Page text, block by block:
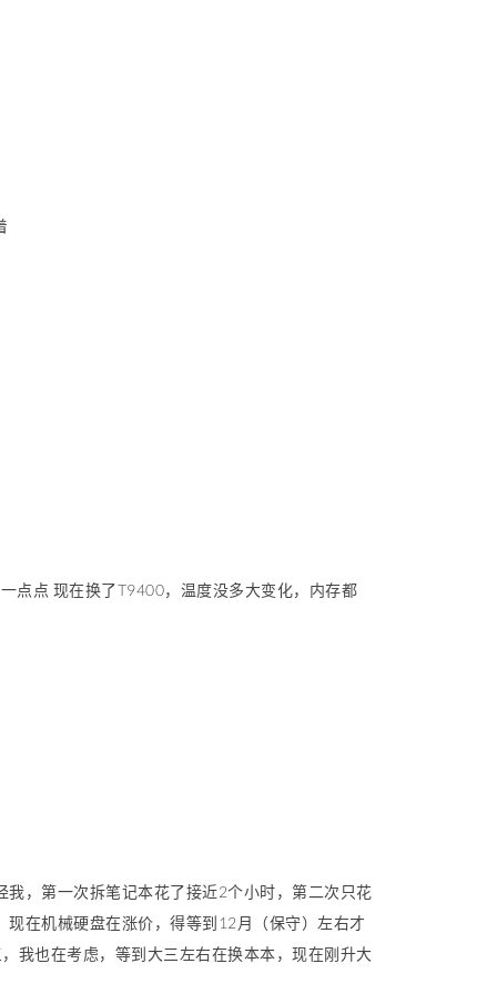
点点 现在换了T9400，温度没多大变化，内存都
，第一次拆笔记本花了接近2个小时，第二次只花
在机械硬盘在涨价，得等到12月（保守）左右才
我也在考虑，等到大三左右在换本本，现在刚升大